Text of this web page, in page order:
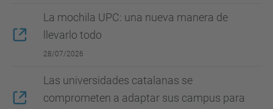
La mochila UPC: una nueva manera de
llevarlo todo
28/07/2026
Las universidades catalanas se
comprometen a adaptar sus campus para